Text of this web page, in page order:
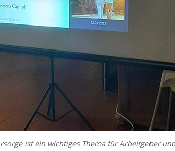
ist ein wichtiges Thema für Arbeitgeber